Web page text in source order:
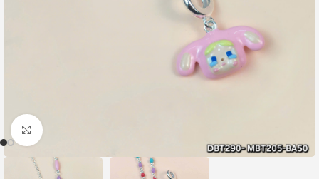
Nhấp để phóng to